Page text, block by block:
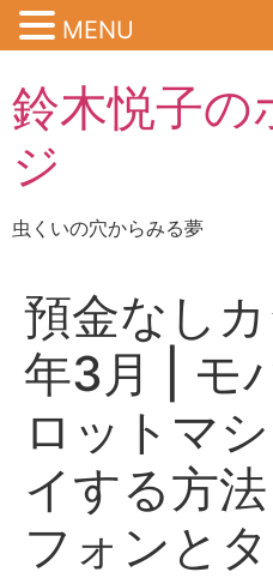
鈴木悦子の
ジ
虫くいの穴からみる夢
預金なし
年3月 | モ
ロットマ
イする方
フォンと
MENU